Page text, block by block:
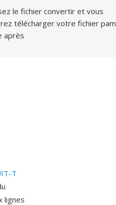
le fichier convertir et vous
télécharger votre fichier pam
après
T
lignes